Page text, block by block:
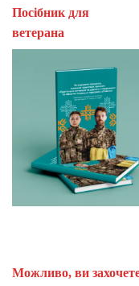
Посібник для
Можливо, ви